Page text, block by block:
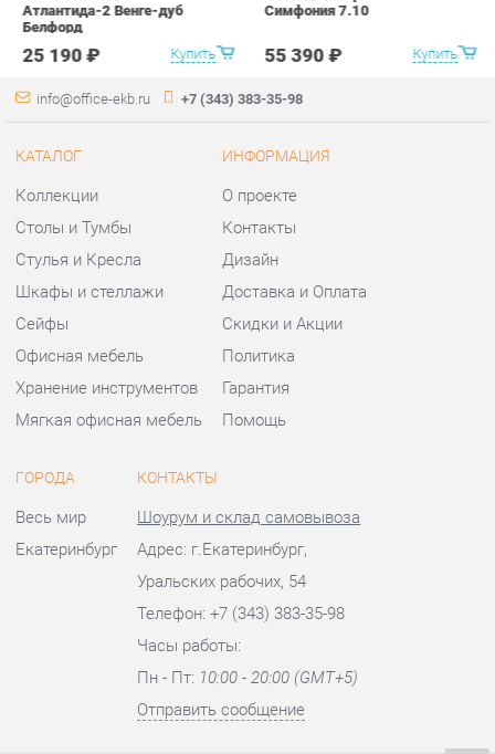
Коллекции
Стулья и Кресла
Сейфы
Офисная мебель
Хранение инструментов
Мягкая офисная мебель
Дизайн
Скидки и Акции
Политика
Гарантия
Помощь
Весь мир
Екатеринбург
Шоурум и склад самовывоза
Адрес: г.Екатеринбург,
Уральских рабочих, 54
Часы работы:
Отправить сообщение
© 2009-2026 Офисная мебель Екатеринбург